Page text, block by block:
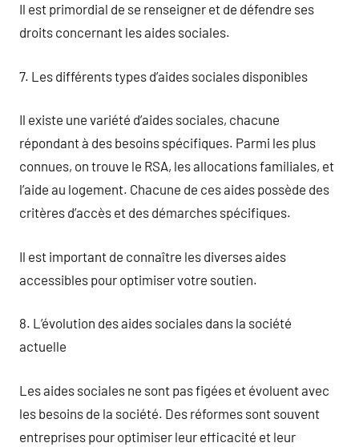
Il est primordial de se renseigner et de défendre ses
droits concernant les aides sociales.
7. Les différents types d’aides sociales disponibles
Il existe une variété d’aides sociales, chacune
répondant à des besoins spécifiques. Parmi les plus
connues, on trouve le RSA, les allocations familiales, et
l’aide au logement. Chacune de ces aides possède des
critères d’accès et des démarches spécifiques.
Il est important de connaître les diverses aides
accessibles pour optimiser votre soutien.
8. L’évolution des aides sociales dans la société
actuelle
Les aides sociales ne sont pas figées et évoluent avec
les besoins de la société. Des réformes sont souvent
entreprises pour optimiser leur efficacité et leur